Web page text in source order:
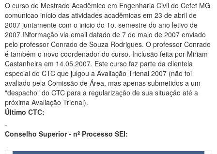
O curso de Mestrado Acadêmico em Engenharia Civil do Cefet MG
comunicao início das atividades acadêmicas em 23 de abril de
2007 juntamente com o inicio do 1o. semestre do ano letivo de
2007.INformação via email datado de 7 de maio de 2007 enviado
pelo professor Conrado de Souza Rodrigues. O professor Conrado
é também o novo coordenador do curso. Inclusão feita por Miriam
Castanheira em 14.05.2007. Este curso faz parte da clientela
especial do CTC que julgou a Avaliação Trienal 2007 (não foi
avaliado pela Comissão de Área, mas apenas submetidos a um
"despacho" do CTC para a regularização de sua situação até a
próxima Avaliação Trienal).
Último CTC:
-
Conselho Superior - nº Processo SEI:
-